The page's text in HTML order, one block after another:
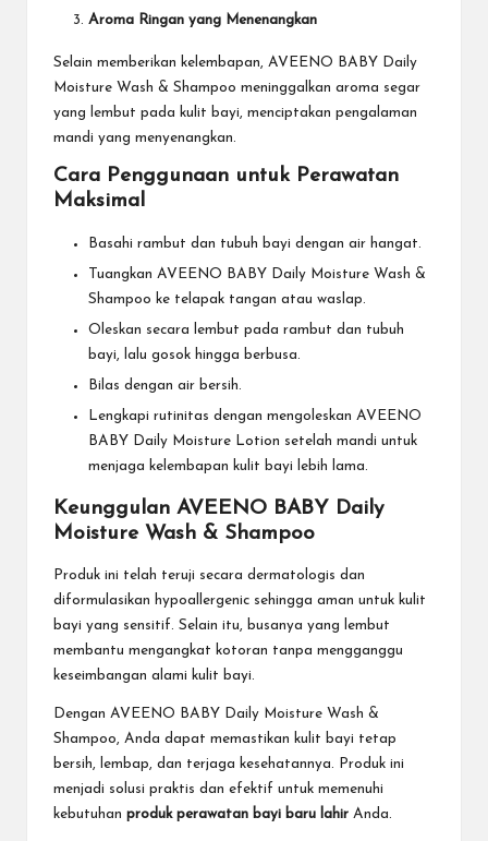
Aroma Ringan yang Menenangkan
Selain memberikan kelembapan, AVEENO BABY Daily
Moisture Wash & Shampoo meninggalkan aroma segar
yang lembut pada kulit bayi, menciptakan pengalaman
mandi yang menyenangkan.
Cara Penggunaan untuk Perawatan
Maksimal
Basahi rambut dan tubuh bayi dengan air hangat.
Tuangkan AVEENO BABY Daily Moisture Wash &
Shampoo ke telapak tangan atau waslap.
Oleskan secara lembut pada rambut dan tubuh
bayi, lalu gosok hingga berbusa.
Bilas dengan air bersih.
Lengkapi rutinitas dengan mengoleskan AVEENO
BABY Daily Moisture Lotion setelah mandi untuk
menjaga kelembapan kulit bayi lebih lama.
Keunggulan AVEENO BABY Daily
Moisture Wash & Shampoo
Produk ini telah teruji secara dermatologis dan
diformulasikan hypoallergenic sehingga aman untuk kulit
bayi yang sensitif. Selain itu, busanya yang lembut
membantu mengangkat kotoran tanpa mengganggu
keseimbangan alami kulit bayi.
Dengan AVEENO BABY Daily Moisture Wash &
Shampoo, Anda dapat memastikan kulit bayi tetap
bersih, lembap, dan terjaga kesehatannya. Produk ini
menjadi solusi praktis dan efektif untuk memenuhi
kebutuhan produk perawatan bayi baru lahir Anda.